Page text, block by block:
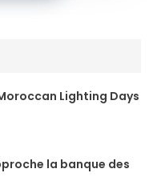
Lighting Days
la banque des